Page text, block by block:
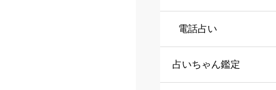
電話占い
占いちゃん鑑定